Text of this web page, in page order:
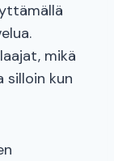
mikä
silloin kun